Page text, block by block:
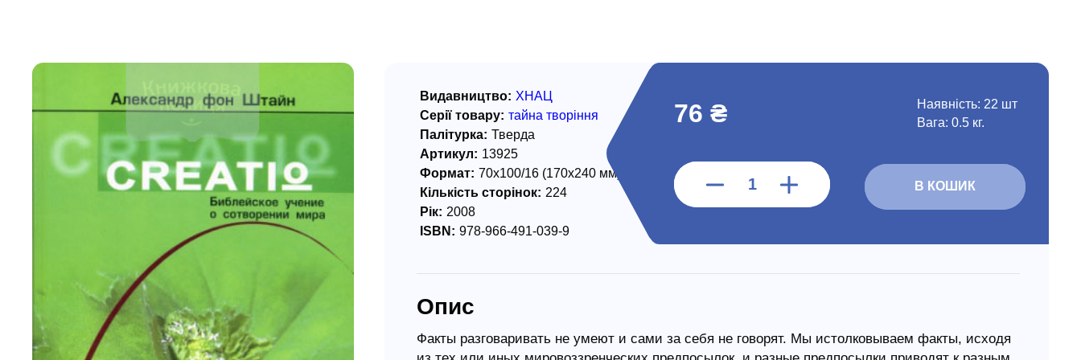
Свіжі надходження, актуальна
література та нові автори на нашій
полиці.
Історія
Книги іноземними мовами
Нерелігійні видання
Служіння Церкви
Публіцистика
Богослів`я
Здоров`я / Харчування
76 ₴ Наявність: 22 шт
Вага: 0.5 кг.
В КОШИК
Видавництво: ХНАЦ
Серії товару: тайна творіння
Палітурка: Тверда
Артикул: 13925
Формат: 70х100/16 (170х240 мм)
Кількість сторінок: 224
Рік: 2008
ISBN: 978-966-491-039-9
Опис
Факты разговаривать не умеют и сами за себя не говорят. Мы истолковываем факты, исходя